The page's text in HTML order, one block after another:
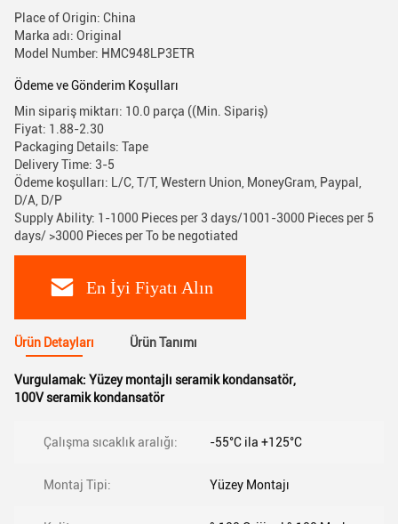
Place of Origin: China
Marka adı: Original
Model Number: HMC948LP3ETR
Ödeme ve Gönderim Koşulları
Min sipariş miktarı: 10.0 parça ((Min. Sipariş)
Fiyat: 1.88-2.30
Packaging Details: Tape
Delivery Time: 3-5
Ödeme koşulları: L/C, T/T, Western Union, MoneyGram, Paypal,
D/A, D/P
Supply Ability: 1-1000 Pieces per 3 days/1001-3000 Pieces per 5
days/ >3000 Pieces per To be negotiated
En İyi Fiyatı Alın
Ürün Detayları Ürün Tanımı
Vurgulamak: Yüzey montajlı seramik kondansatör,
100V seramik kondansatör
Çalışma sıcaklık aralığı: -55°C ila +125°C
Montaj Tipi: Yüzey Montajı